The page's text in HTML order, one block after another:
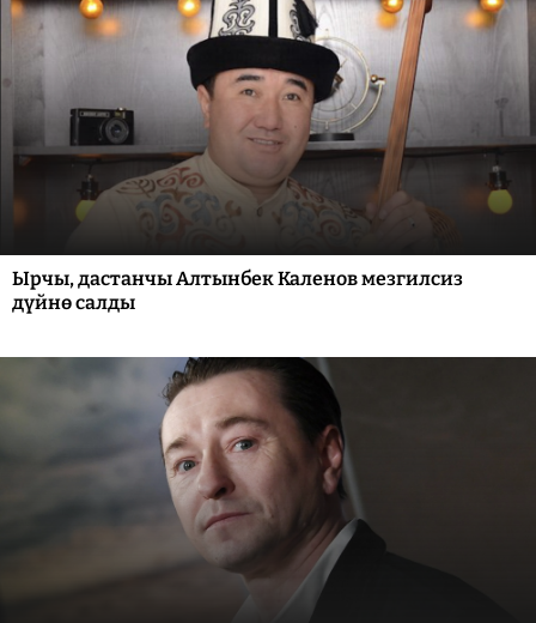
Ырчы, дастанчы Алтынбек Каленов мезгилсиз
дүйнө салды